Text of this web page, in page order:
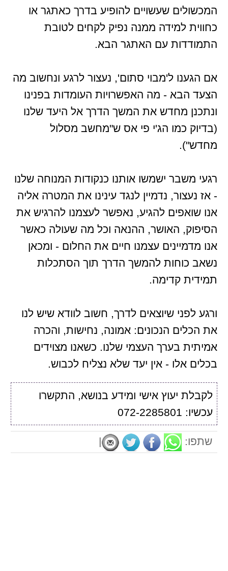
המכשולים שעשויים להופיע בדרך כאתגר או
כחווית למידה ממנה נפיק לקחים לטובת
התמודדות עם האתגר הבא.
אם הגענו ל'מבוי סתום', נעצור לרגע ונחשוב מה
הצעד הבא - מה האפשרויות העומדות בפנינו
ונתכנן מחדש את המשך הדרך אל היעד שלנו
(בדיוק כמו הג'י פי אס ש"מחשב מסלול
מחדש").
רגעי משבר ישמשו אותנו כנקודות המנוחה שלנו
- אז נעצור, נדמיין לנגד עינינו את המטרה אליה
אנו שואפים להגיע, נאפשר לעצמנו להרגיש את
הסיפוק, האושר, ההנאה וכל מה שעולה כאשר
אנו מדמיינים עצמנו חיים את החלום - ומכאן
נשאב כוחות להמשך הדרך תוך הסתכלות
תמידית קדימה.
ורגע לפני שיוצאים לדרך, חשוב לוודא שיש לנו
את הכלים הנכונים: אמונה, נחישות, והכרה
אמיתית בערך העצמי שלנו. כשאנו מצוידים
בכלים אלו - אין יעד שלא נצליח לכבוש.
לקבלת יעוץ אישי ומידע בנושא, התקשרו
עכשיו: 072-2285801
שתפו: |